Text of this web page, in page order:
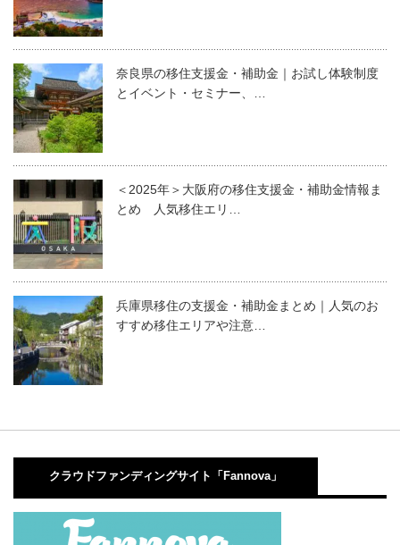
奈良県の移住支援金・補助金｜お試し体験制度
とイベント・セミナー、…
＜2025年＞大阪府の移住支援金・補助金情報ま
とめ 人気移住エリ…
兵庫県移住の支援金・補助金まとめ｜人気のお
すすめ移住エリアや注意…
クラウドファンディングサイト「Fannova」